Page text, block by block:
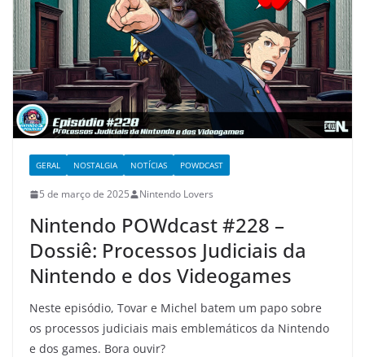
GERAL NOSTALGIA NOTÍCIAS POWDCAST
5 de março de 2025 Nintendo Lovers
Nintendo POWdcast #228 –
Dossiê: Processos Judiciais da
Nintendo e dos Videogames
Neste episódio, Tovar e Michel batem um papo sobre
os processos judiciais mais emblemáticos da Nintendo
e dos games. Bora ouvir?